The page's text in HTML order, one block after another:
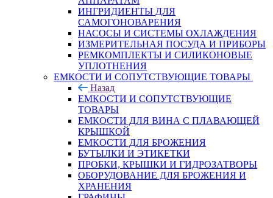
ИНГРИДИЕНТЫ ДЛЯ
САМОГОНОВАРЕНИЯ
НАСОСЫ И СИСТЕМЫ ОХЛАЖДЕНИЯ
ИЗМЕРИТЕЛЬНАЯ ПОСУДА И ПРИБОРЫ
РЕМКОМПЛЕКТЫ И СИЛИКОНОВЫЕ
УПЛОТНЕНИЯ
ЕМКОСТИ И СОПУТСТВУЮЩИЕ ТОВАРЫ
Назад
ЕМКОСТИ И СОПУТСТВУЮЩИЕ
ТОВАРЫ
ЕМКОСТИ ДЛЯ ВИНА С ПЛАВАЮЩЕЙ
КРЫШКОЙ
ЕМКОСТИ ДЛЯ БРОЖЕНИЯ
БУТЫЛКИ И ЭТИКЕТКИ
ПРОБКИ, КРЫШКИ И ГИДРОЗАТВОРЫ
ОБОРУДОВАНИЕ ДЛЯ БРОЖЕНИЯ И
ХРАНЕНИЯ